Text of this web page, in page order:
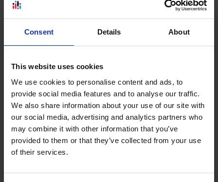
Consent Details About
This website uses cookies
We use cookies to personalise content and ads, to
provide social media features and to analyse our traffic.
We also share information about your use of our site with
our social media, advertising and analytics partners who
may combine it with other information that you’ve
provided to them or that they’ve collected from your use
of their services.
Dane rodzica (opiekuna)
Numer telefonu